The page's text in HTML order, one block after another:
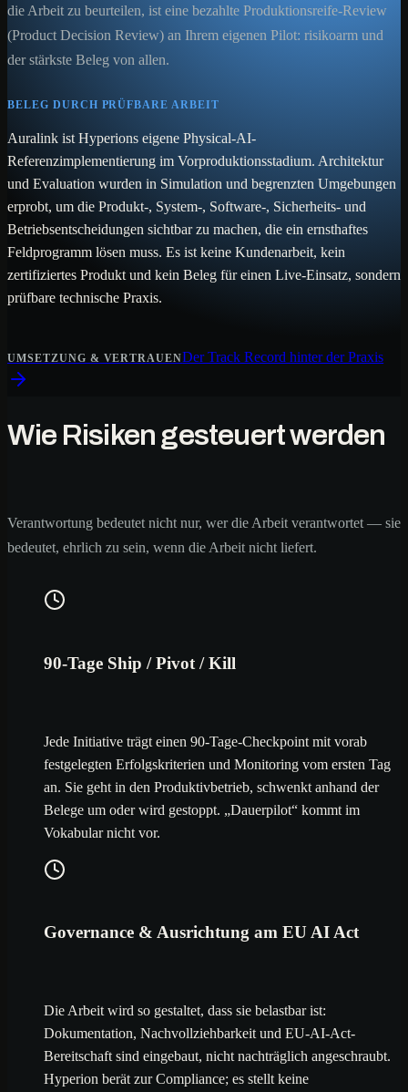
die Arbeit zu beurteilen, ist eine bezahlte Produktionsreife-Review
(Product Decision Review) an Ihrem eigenen Pilot: risikoarm und
der stärkste Beleg von allen.
BELEG DURCH PRÜFBARE ARBEIT
Auralink ist Hyperions eigene Physical-AI-
Referenzimplementierung im Vorproduktionsstadium. Architektur
und Evaluation wurden in Simulation und begrenzten Umgebungen
erprobt, um die Produkt-, System-, Software-, Sicherheits- und
Betriebsentscheidungen sichtbar zu machen, die ein ernsthaftes
Feldprogramm lösen muss. Es ist keine Kundenarbeit, kein
zertifiziertes Produkt und kein Beleg für einen Live-Einsatz, sondern
prüfbare technische Praxis.
UMSETZUNG & VERTRAUENDer Track Record hinter der Praxis
Wie Risiken gesteuert werden
Verantwortung bedeutet nicht nur, wer die Arbeit verantwortet — sie
bedeutet, ehrlich zu sein, wenn die Arbeit nicht liefert.
90-Tage Ship / Pivot / Kill
Jede Initiative trägt einen 90-Tage-Checkpoint mit vorab
festgelegten Erfolgskriterien und Monitoring vom ersten Tag
an. Sie geht in den Produktivbetrieb, schwenkt anhand der
Belege um oder wird gestoppt. „Dauerpilot“ kommt im
Vokabular nicht vor.
Governance & Ausrichtung am EU AI Act
Die Arbeit wird so gestaltet, dass sie belastbar ist:
Dokumentation, Nachvollziehbarkeit und EU-AI-Act-
Bereitschaft sind eingebaut, nicht nachträglich angeschraubt.
Hyperion berät zur Compliance; es stellt keine